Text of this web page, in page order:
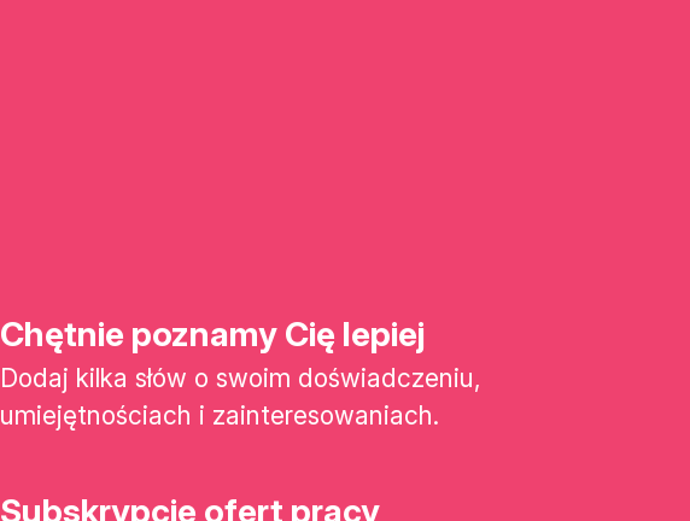
Chętnie poznamy Cię lepiej
Dodaj kilka słów o swoim doświadczeniu,
umiejętnościach i zainteresowaniach.
Subskrypcje ofert pracy